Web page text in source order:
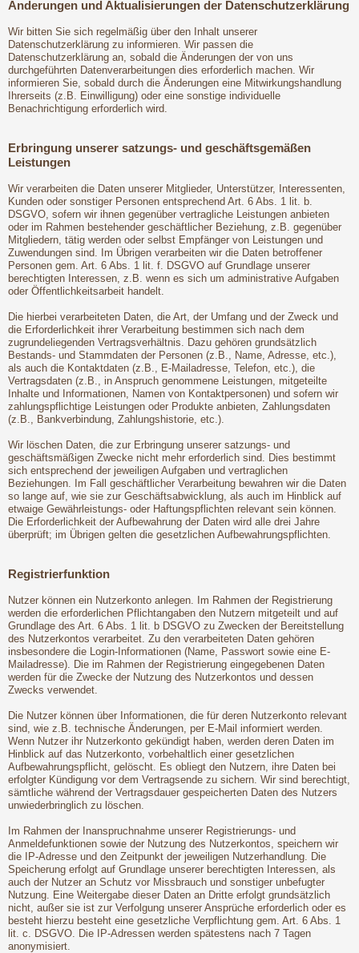
Änderungen und Aktualisierungen der Datenschutzerklärung
Wir bitten Sie sich regelmäßig über den Inhalt unserer
Datenschutzerklärung zu informieren. Wir passen die
Datenschutzerklärung an, sobald die Änderungen der von uns
durchgeführten Datenverarbeitungen dies erforderlich machen. Wir
informieren Sie, sobald durch die Änderungen eine Mitwirkungshandlung
Ihrerseits (z.B. Einwilligung) oder eine sonstige individuelle
Benachrichtigung erforderlich wird.
Erbringung unserer satzungs- und geschäftsgemäßen
Leistungen
Wir verarbeiten die Daten unserer Mitglieder, Unterstützer, Interessenten,
Kunden oder sonstiger Personen entsprechend Art. 6 Abs. 1 lit. b.
DSGVO, sofern wir ihnen gegenüber vertragliche Leistungen anbieten
oder im Rahmen bestehender geschäftlicher Beziehung, z.B. gegenüber
Mitgliedern, tätig werden oder selbst Empfänger von Leistungen und
Zuwendungen sind. Im Übrigen verarbeiten wir die Daten betroffener
Personen gem. Art. 6 Abs. 1 lit. f. DSGVO auf Grundlage unserer
berechtigten Interessen, z.B. wenn es sich um administrative Aufgaben
oder Öffentlichkeitsarbeit handelt.
Die hierbei verarbeiteten Daten, die Art, der Umfang und der Zweck und
die Erforderlichkeit ihrer Verarbeitung bestimmen sich nach dem
zugrundeliegenden Vertragsverhältnis. Dazu gehören grundsätzlich
Bestands- und Stammdaten der Personen (z.B., Name, Adresse, etc.),
als auch die Kontaktdaten (z.B., E-Mailadresse, Telefon, etc.), die
Vertragsdaten (z.B., in Anspruch genommene Leistungen, mitgeteilte
Inhalte und Informationen, Namen von Kontaktpersonen) und sofern wir
zahlungspflichtige Leistungen oder Produkte anbieten, Zahlungsdaten
(z.B., Bankverbindung, Zahlungshistorie, etc.).
Wir löschen Daten, die zur Erbringung unserer satzungs- und
geschäftsmäßigen Zwecke nicht mehr erforderlich sind. Dies bestimmt
sich entsprechend der jeweiligen Aufgaben und vertraglichen
Beziehungen. Im Fall geschäftlicher Verarbeitung bewahren wir die Daten
so lange auf, wie sie zur Geschäftsabwicklung, als auch im Hinblick auf
etwaige Gewährleistungs- oder Haftungspflichten relevant sein können.
Die Erforderlichkeit der Aufbewahrung der Daten wird alle drei Jahre
überprüft; im Übrigen gelten die gesetzlichen Aufbewahrungspflichten.
Registrierfunktion
Nutzer können ein Nutzerkonto anlegen. Im Rahmen der Registrierung
werden die erforderlichen Pflichtangaben den Nutzern mitgeteilt und auf
Grundlage des Art. 6 Abs. 1 lit. b DSGVO zu Zwecken der Bereitstellung
des Nutzerkontos verarbeitet. Zu den verarbeiteten Daten gehören
insbesondere die Login-Informationen (Name, Passwort sowie eine E-
Mailadresse). Die im Rahmen der Registrierung eingegebenen Daten
werden für die Zwecke der Nutzung des Nutzerkontos und dessen
Zwecks verwendet.
Die Nutzer können über Informationen, die für deren Nutzerkonto relevant
sind, wie z.B. technische Änderungen, per E-Mail informiert werden.
Wenn Nutzer ihr Nutzerkonto gekündigt haben, werden deren Daten im
Hinblick auf das Nutzerkonto, vorbehaltlich einer gesetzlichen
Aufbewahrungspflicht, gelöscht. Es obliegt den Nutzern, ihre Daten bei
erfolgter Kündigung vor dem Vertragsende zu sichern. Wir sind berechtigt,
sämtliche während der Vertragsdauer gespeicherten Daten des Nutzers
unwiederbringlich zu löschen.
Im Rahmen der Inanspruchnahme unserer Registrierungs- und
Anmeldefunktionen sowie der Nutzung des Nutzerkontos, speichern wir
die IP-Adresse und den Zeitpunkt der jeweiligen Nutzerhandlung. Die
Speicherung erfolgt auf Grundlage unserer berechtigten Interessen, als
auch der Nutzer an Schutz vor Missbrauch und sonstiger unbefugter
Nutzung. Eine Weitergabe dieser Daten an Dritte erfolgt grundsätzlich
nicht, außer sie ist zur Verfolgung unserer Ansprüche erforderlich oder es
besteht hierzu besteht eine gesetzliche Verpflichtung gem. Art. 6 Abs. 1
lit. c. DSGVO. Die IP-Adressen werden spätestens nach 7 Tagen
anonymisiert.